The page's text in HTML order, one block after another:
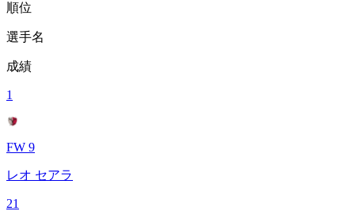
順位
選手名
成績
1
FW 9
レオ セアラ
21